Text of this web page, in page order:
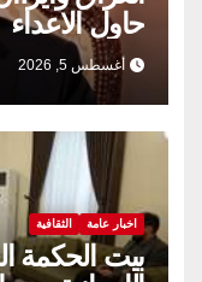
حاول الاعداء
أغسطس 5, 2026
اخبار عامة الثقافية
بيت الحكمة